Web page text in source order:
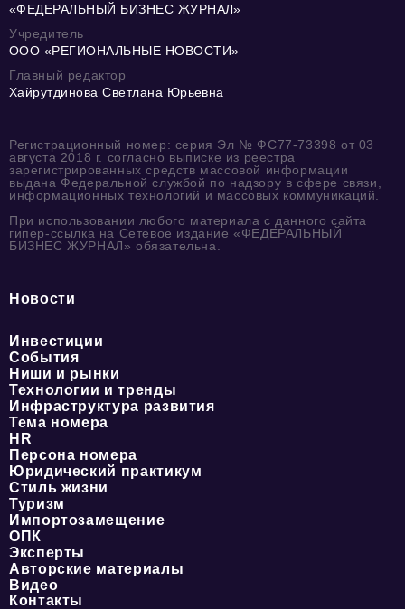
«ФЕДЕРАЛЬНЫЙ БИЗНЕС ЖУРНАЛ»
Учредитель
ООО «РЕГИОНАЛЬНЫЕ НОВОСТИ»
Главный редактор
Хайрутдинова Светлана Юрьевна
Регистрационный номер: серия Эл № ФС77-73398 от 03
августа 2018 г. согласно выписке из реестра
зарегистрированных средств массовой информации
выдана Федеральной службой по надзору в сфере связи,
информационных технологий и массовых коммуникаций.
При использовании любого материала с данного сайта
гипер-ссылка на Сетевое издание «ФЕДЕРАЛЬНЫЙ
БИЗНЕС ЖУРНАЛ» обязательна.
Новости
Инвестиции
События
Ниши и рынки
Технологии и тренды
Инфраструктура развития
Тема номера
HR
Персона номера
Юридический практикум
Стиль жизни
Туризм
Импортозамещение
ОПК
Эксперты
Авторские материалы
Видео
Контакты